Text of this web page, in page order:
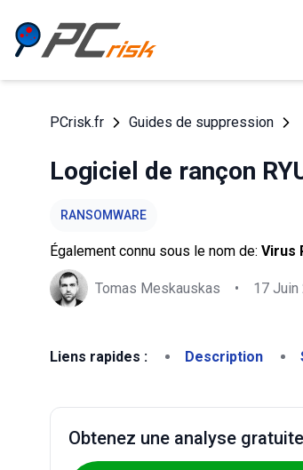
PCrisk.fr Guides de suppression
Logiciel de rançon
RANSOMWARE
Également connu sous le nom de: Virus
Tomas Meskauskas • 17 Juin
Liens rapides : Description
Obtenez une analyse